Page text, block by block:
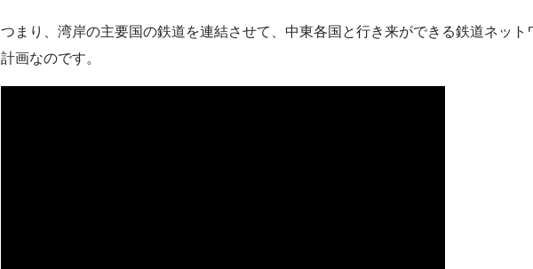
つまり、湾岸の主要国の鉄道を連結させて、中東各国と行き来ができる鉄道ネット
計画なのです。